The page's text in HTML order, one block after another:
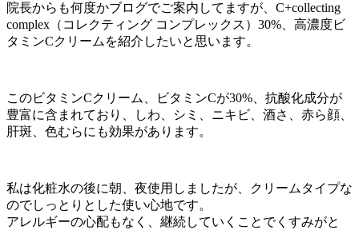
院長からも何度かブログでご案内してますが、C+collecting
complex（コレクティング コンプレックス）30%、高濃度ビ
タミンCクリームを紹介したいと思います。
このビタミンCクリーム、ビタミンCが30%、抗酸化成分が
豊富に含まれており、しわ、シミ、ニキビ、酒さ、赤ら顔、
肝斑、色むらにも効果があります。
私は化粧水の後に朝、夜使用しましたが、クリームタイプな
のでしっとりとした使い心地です。
アレルギーの心配もなく、継続していくことでくすみがと